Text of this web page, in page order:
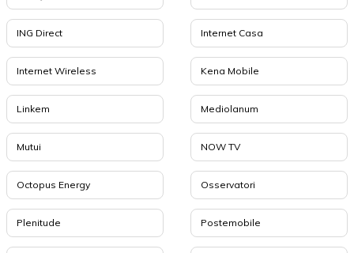
ING Direct Internet Casa
Internet Wireless Kena Mobile
Linkem Mediolanum
Mutui NOW TV
Octopus Energy Osservatori
Plenitude Postemobile